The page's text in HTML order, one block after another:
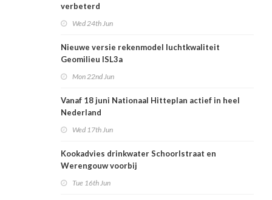
verbeterd
Wed 24th Jun
Nieuwe versie rekenmodel luchtkwaliteit
Geomilieu ISL3a
Mon 22nd Jun
Vanaf 18 juni Nationaal Hitteplan actief in heel
Nederland
Wed 17th Jun
Kookadvies drinkwater Schoorlstraat en
Werengouw voorbij
Tue 16th Jun